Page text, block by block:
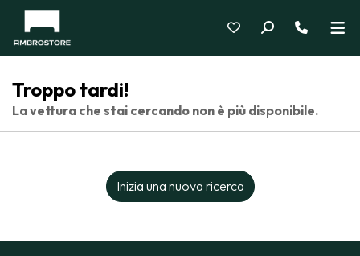
Troppo tardi!
La vettura che stai cercando non è più disponibile.
Inizia una nuova ricerca